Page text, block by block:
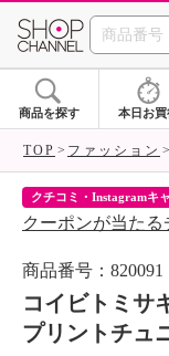
商品を探す 本日お買
TOP ファッション
クチコミ・Instagramキ
クーポンが当たる
商品番号：820091
コイビトミサ
プリントチュ